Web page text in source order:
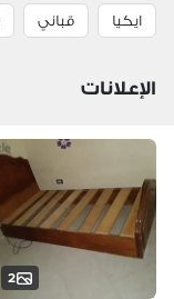
ايكيا قباني
الإعلانات
2